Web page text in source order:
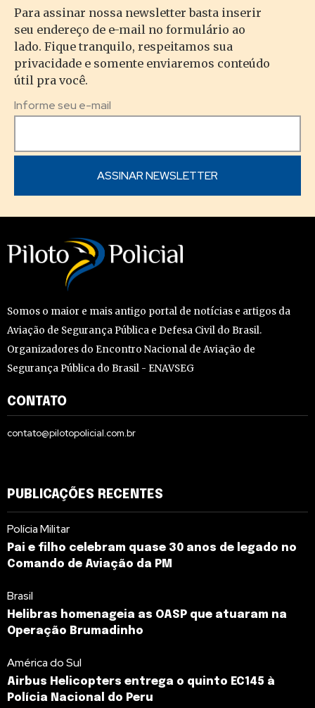
Para assinar nossa newsletter basta inserir
seu endereço de e-mail no formulário ao
lado. Fique tranquilo, respeitamos sua
privacidade e somente enviaremos conteúdo
útil pra você.
Informe seu e-mail
Somos o maior e mais antigo portal de notícias e artigos da
Aviação de Segurança Pública e Defesa Civil do Brasil.
Organizadores do Encontro Nacional de Aviação de
Segurança Pública do Brasil - ENAVSEG
CONTATO
contato@pilotopolicial.com.br
PUBLICAÇÕES RECENTES
Polícia Militar
Pai e filho celebram quase 30 anos de legado no
Comando de Aviação da PM
Brasil
Helibras homenageia as OASP que atuaram na
Operação Brumadinho
América do Sul
Airbus Helicopters entrega o quinto EC145 à
Polícia Nacional do Peru